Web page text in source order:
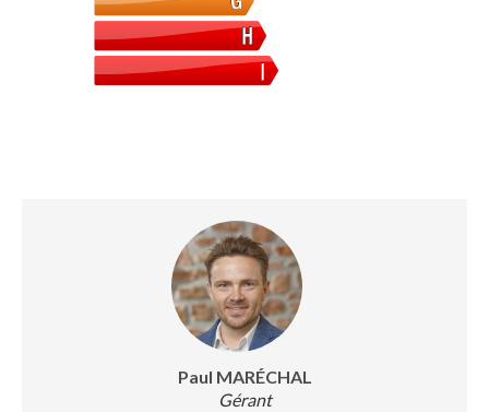
Paul MARÉCHAL
Gérant